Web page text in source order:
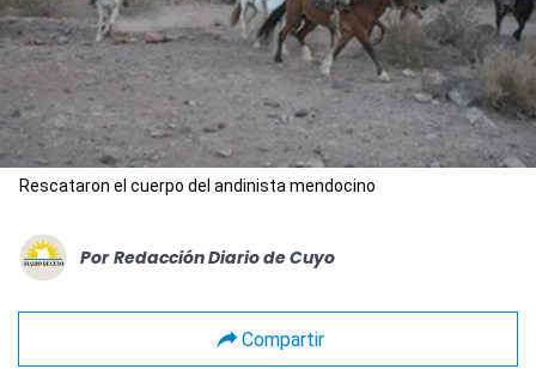
Rescataron el cuerpo del andinista mendocino
Por Redacción Diario de Cuyo
Compartir